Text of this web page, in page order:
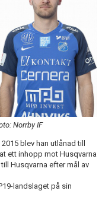
Norrby IF
blev han utlånad till
ett inhopp mot Husqvarna
Husqvarna efter mål av
landslaget på sin